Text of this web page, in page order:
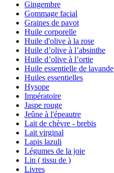
Gingembre
Gommage facial
Graines de pavot
Huile corporelle
Huile d'olive à la rose
Huile d’olive à l’absinthe
Huile d’olive à l’ortie
Huile essentielle de lavande
Huiles essentielles
Hysope
Impératoire
Jaspe rouge
Jeûne à l'épeautre
Lait de chèvre - brebis
Lait virginal
Lapis lazuli
Légumes de la joie
Lin ( tissu de )
Livres